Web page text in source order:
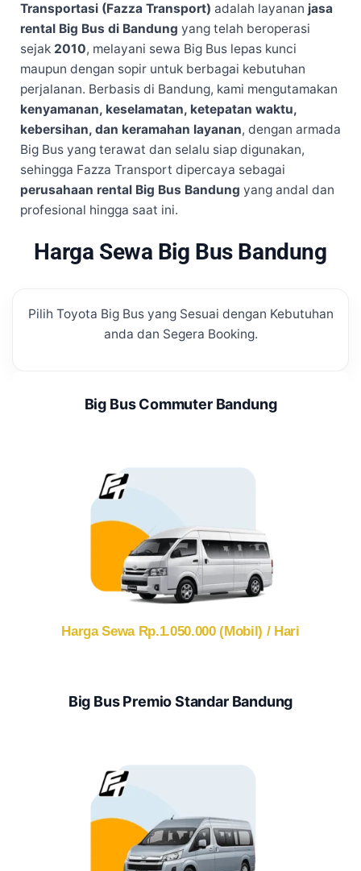
Transportasi (Fazza Transport) adalah layanan jasa
rental Big Bus di Bandung yang telah beroperasi
sejak 2010, melayani sewa Big Bus lepas kunci
maupun dengan sopir untuk berbagai kebutuhan
perjalanan. Berbasis di Bandung, kami mengutamakan
kenyamanan, keselamatan, ketepatan waktu,
kebersihan, dan keramahan layanan, dengan armada
Big Bus yang terawat dan selalu siap digunakan,
sehingga Fazza Transport dipercaya sebagai
perusahaan rental Big Bus Bandung yang andal dan
profesional hingga saat ini.
Harga Sewa Big Bus Bandung
Pilih Toyota Big Bus yang Sesuai dengan Kebutuhan
anda dan Segera Booking.
Big Bus Commuter Bandung
Harga Sewa Rp.1.050.000 (Mobil) / Hari
Big Bus Premio Standar Bandung